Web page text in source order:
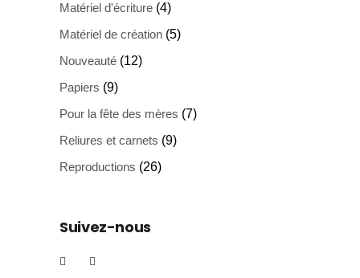
Matériel d'écriture (4)
Matériel de création (5)
Nouveauté (12)
Papiers (9)
Pour la fête des mères (7)
Reliures et carnets (9)
Reproductions (26)
Suivez-nous